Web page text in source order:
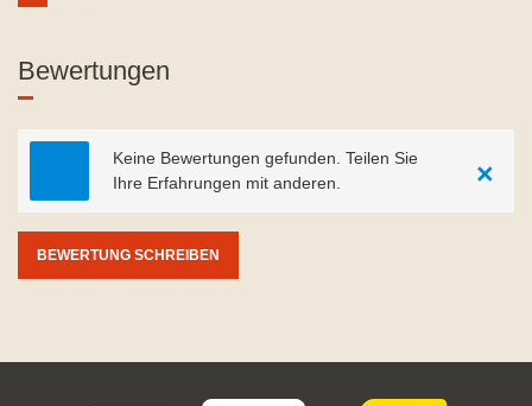
Bewertungen
Keine Bewertungen gefunden. Teilen Sie
Ihre Erfahrungen mit anderen.
×
BEWERTUNG SCHREIBEN